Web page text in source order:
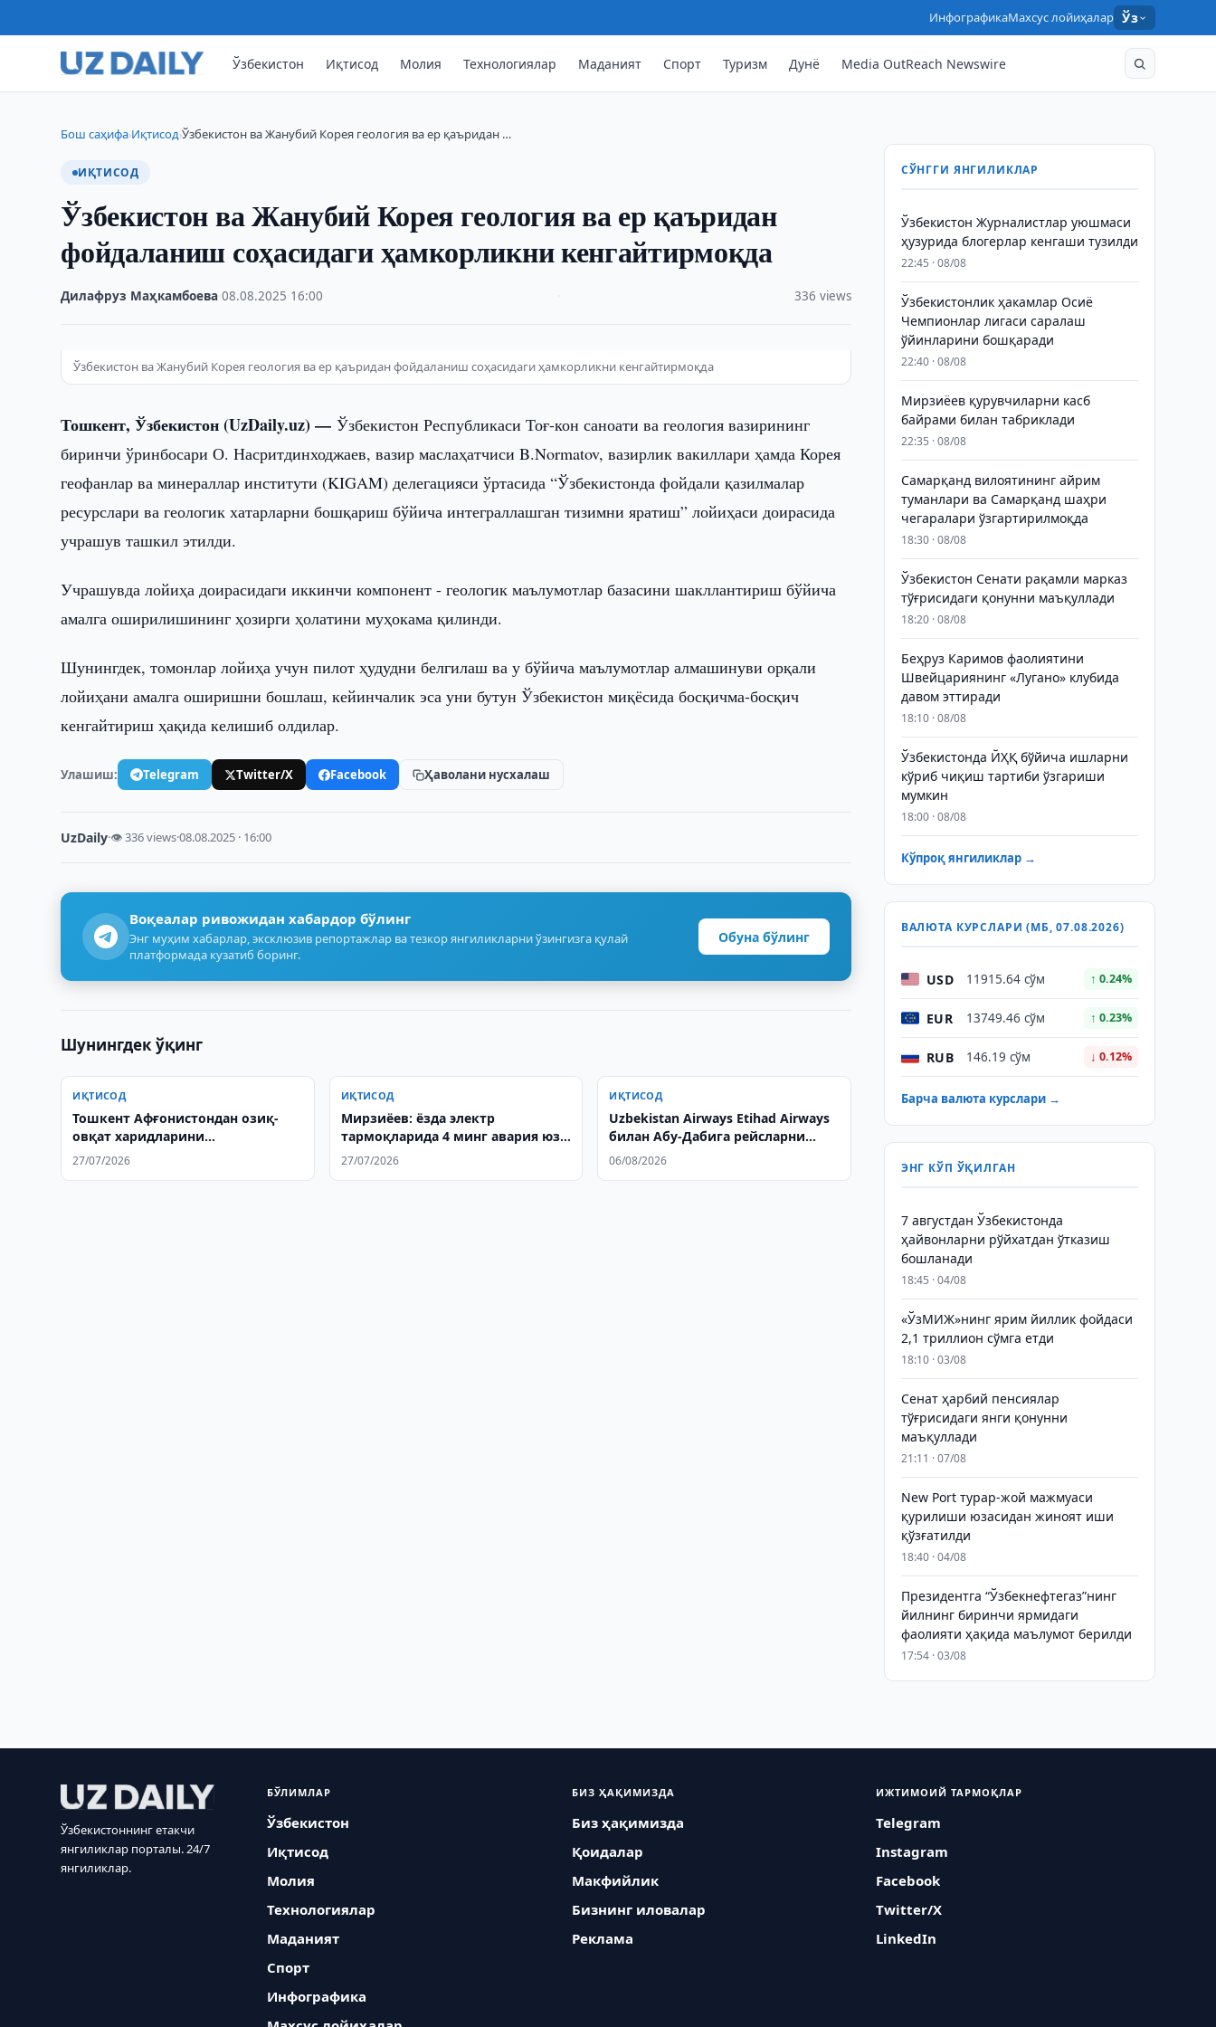
ИнфографикаМахсус лойиҳалар Ўз
Ўзбекистон Иқтисод Молия Технологиялар Маданият Спорт Туризм Дунё Media OutReach Newswire
Бош саҳифа›Иқтисод›Ўзбекистон ва Жанубий Корея геология ва ер қаъридан …
ИҚТИСОД
Ўзбекистон ва Жанубий Корея геология ва ер қаъридан
фойдаланиш соҳасидаги ҳамкорликни кенгайтирмоқда
Дилафруз Маҳкамбоева ·08.08.2025 16:00 336 views
Ўзбекистон ва Жанубий Корея геология ва ер қаъридан фойдаланиш соҳасидаги ҳамкорликни кенгайтирмоқда
Тошкент, Ўзбекистон (UzDaily.uz) —Ўзбекистон Республикаси Тоғ-кон саноати ва геология вазирининг
биринчи ўринбосари О. Насритдинходжаев, вазир маслаҳатчиси B.Normatov, вазирлик вакиллари ҳамда Корея
геофанлар ва минераллар институти (KIGAM) делегацияси ўртасида “Ўзбекистонда фойдали қазилмалар
ресурслари ва геологик хатарларни бошқариш бўйича интеграллашган тизимни яратиш” лойиҳаси доирасида
учрашув ташкил этилди.
Учрашувда лойиҳа доирасидаги иккинчи компонент - геологик маълумотлар базасини шакллантириш бўйича
амалга оширилишининг ҳозирги ҳолатини муҳокама қилинди.
Шунингдек, томонлар лойиҳа учун пилот ҳудудни белгилаш ва у бўйича маълумотлар алмашинуви орқали
лойиҳани амалга оширишни бошлаш, кейинчалик эса уни бутун Ўзбекистон миқёсида босқичма-босқич
кенгайтириш ҳақида келишиб олдилар.
Улашиш: Telegram Twitter/X Facebook Ҳаволани нусхалаш
UzDaily·👁 336 views·08.08.2025 · 16:00
Воқеалар ривожидан хабардор бўлинг
Энг муҳим хабарлар, эксклюзив репортажлар ва тезкор янгиликларни ўзингизга қулай
платформада кузатиб боринг.
Обуна бўлинг
Шунингдек ўқинг
ИҚТИСОД
Тошкент Афғонистондан озиқ-
овқат харидларини
кўпайтиришни
27/07/2026
ИҚТИСОД
Мирзиёев: ёзда электр
тармоқларида 4 минг авария юз
берди
27/07/2026
ИҚТИСОД
Uzbekistan Airways Etihad Airways
билан Абу-Дабига рейсларни
йўлга қўяди
06/08/2026
СЎНГГИ ЯНГИЛИКЛАР
Ўзбекистон Журналистлар уюшмаси
ҳузурида блогерлар кенгаши тузилди
22:45 · 08/08
Ўзбекистонлик ҳакамлар Осиё
Чемпионлар лигаси саралаш
ўйинларини бошқаради
22:40 · 08/08
Мирзиёев қурувчиларни касб
байрами билан табриклади
22:35 · 08/08
Самарқанд вилоятининг айрим
туманлари ва Самарқанд шаҳри
чегаралари ўзгартирилмоқда
18:30 · 08/08
Ўзбекистон Сенати рақамли марказ
тўғрисидаги қонунни маъқуллади
18:20 · 08/08
Беҳруз Каримов фаолиятини
Швейцариянинг «Лугано» клубида
давом эттиради
18:10 · 08/08
Ўзбекистонда ЙҲҚ бўйича ишларни
кўриб чиқиш тартиби ўзгариши
мумкин
18:00 · 08/08
Кўпроқ янгиликлар →
ВАЛЮТА КУРСЛАРИ (МБ, 07.08.2026)
USD 11915.64 сўм ↑ 0.24%
EUR 13749.46 сўм ↑ 0.23%
RUB 146.19 сўм ↓ 0.12%
Барча валюта курслари →
ЭНГ КЎП ЎҚИЛГАН
7 августдан Ўзбекистонда
ҳайвонларни рўйхатдан ўтказиш
бошланади
18:45 · 04/08
«ЎзМИЖ»нинг ярим йиллик фойдаси
2,1 триллион сўмга етди
18:10 · 03/08
Сенат ҳарбий пенсиялар
тўғрисидаги янги қонунни
маъқуллади
21:11 · 07/08
New Port турар-жой мажмуаси
қурилиши юзасидан жиноят иши
қўзғатилди
18:40 · 04/08
Президентга “Ўзбекнефтегаз”нинг
йилнинг биринчи ярмидаги
фаолияти ҳақида маълумот берилди
17:54 · 03/08
Ўзбекистоннинг етакчи
янгиликлар порталы. 24/7
янгиликлар.
БЎЛИМЛАР
Ўзбекистон
Иқтисод
Молия
Технологиялар
Маданият
Спорт
Инфографика
БИЗ ҲАҚИМИЗДА
Биз ҳақимизда
Қоидалар
Макфийлик
Бизнинг иловалар
Реклама
ИЖТИМОИЙ ТАРМОҚЛАР
Telegram
Instagram
Facebook
Twitter/X
LinkedIn